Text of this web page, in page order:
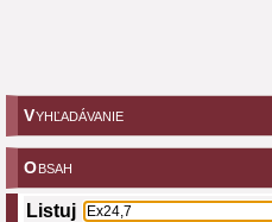
VYHĽADÁVANIE
OBSAH
Listuj